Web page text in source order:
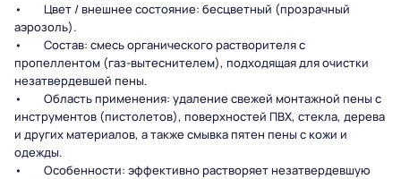
• Цвет / внешнее состояние: бесцветный (прозрачный
аэрозоль).
• Состав: смесь органического растворителя с
пропеллентом (газ-вытеснителем), подходящая для очистки
незатвердевшей пены.
• Область применения: удаление свежей монтажной пены с
инструментов (пистолетов), поверхностей ПВХ, стекла, дерева
и других материалов, а также смывка пятен пены с кожи и
одежды.
• Особенности: эффективно растворяет незатвердевшую